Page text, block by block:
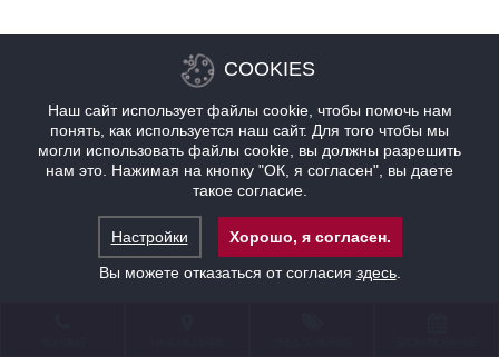
COOKIES
Наш сайт использует файлы cookie, чтобы помочь нам
понять, как используется наш сайт. Для того чтобы мы
могли использовать файлы cookie, вы должны разрешить
нам это. Нажимая на кнопку "ОК, я согласен", вы даете
такое согласие.
Настройки
Хорошо, я согласен.
Вы можете отказаться от согласия здесь.